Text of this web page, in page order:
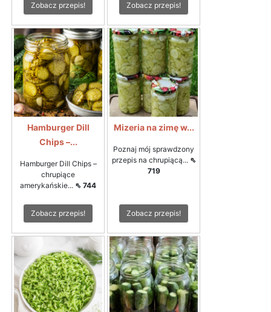
Zobacz przepis! Zobacz przepis!
Hamburger Dill
Chips –...
Hamburger Dill Chips –
chrupiące
amerykańskie... ⇖ 744
Zobacz przepis!
Mizeria na zimę w...
Poznaj mój sprawdzony
przepis na chrupiącą... ⇖
719
Zobacz przepis!